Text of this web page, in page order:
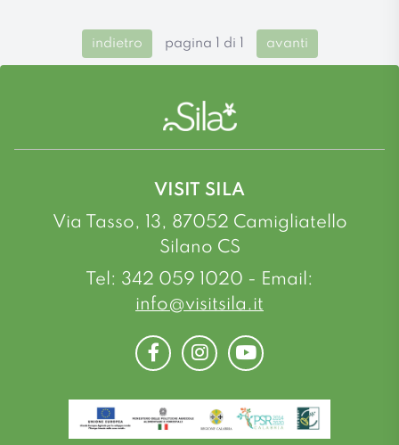
indietro pagina 1 di 1 avanti
VISIT SILA
Via Tasso, 13, 87052 Camigliatello
Silano CS
Tel: 342 059 1020 - Email:
info@visitsila.it
FacebookInstagramYoutube